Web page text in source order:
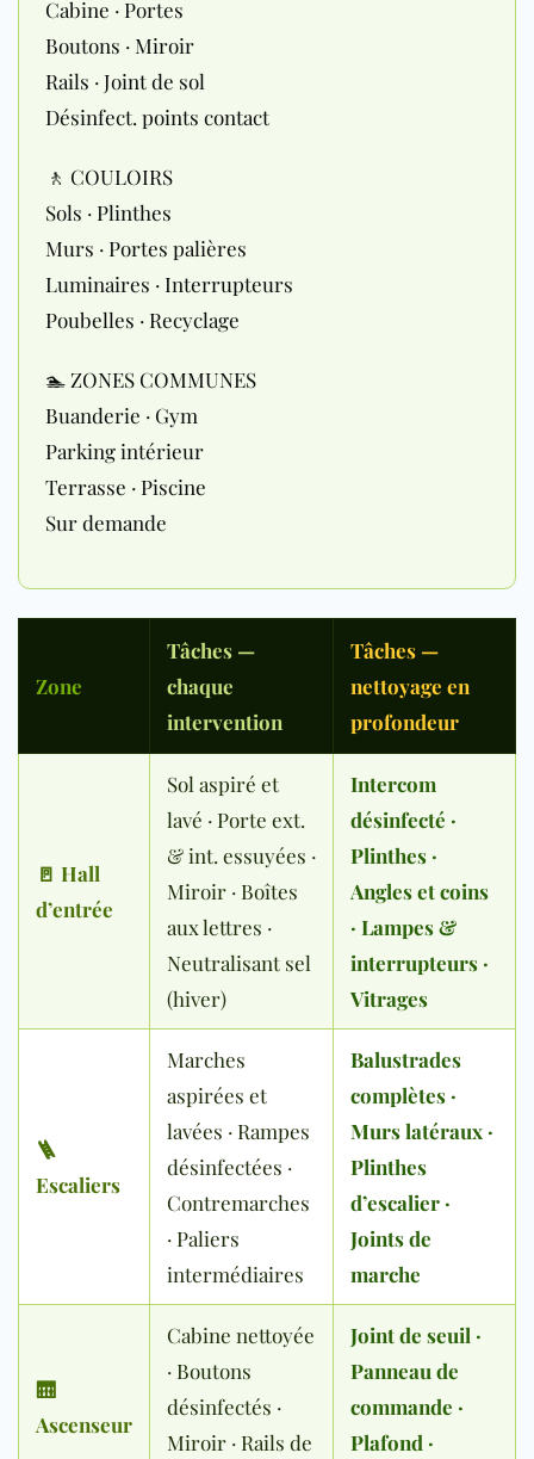
Cabine · Portes
Boutons · Miroir
Rails · Joint de sol
Désinfect. points contact
🚶 COULOIRS
Sols · Plinthes
Murs · Portes palières
Luminaires · Interrupteurs
Poubelles · Recyclage
🏊 ZONES COMMUNES
Buanderie · Gym
Parking intérieur
Terrasse · Piscine
Sur demande
Zone
Tâches —
chaque
intervention
Tâches —
nettoyage en
profondeur
🚪 Hall
d’entrée
Sol aspiré et
lavé · Porte ext.
& int. essuyées ·
Miroir · Boîtes
aux lettres ·
Neutralisant sel
(hiver)
Intercom
désinfecté ·
Plinthes ·
Angles et coins
· Lampes &
interrupteurs ·
Vitrages
🪜
Escaliers
Marches
aspirées et
lavées · Rampes
désinfectées ·
Contremarches
· Paliers
intermédiaires
Balustrades
complètes ·
Murs latéraux ·
Plinthes
d’escalier ·
Joints de
marche
🛗
Ascenseur
Cabine nettoyée
· Boutons
désinfectés ·
Miroir · Rails de
Joint de seuil ·
Panneau de
commande ·
Plafond ·